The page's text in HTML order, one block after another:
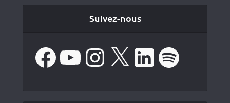
Suivez-nous
FacebookYouTube Instagram LinkedIn Spotify